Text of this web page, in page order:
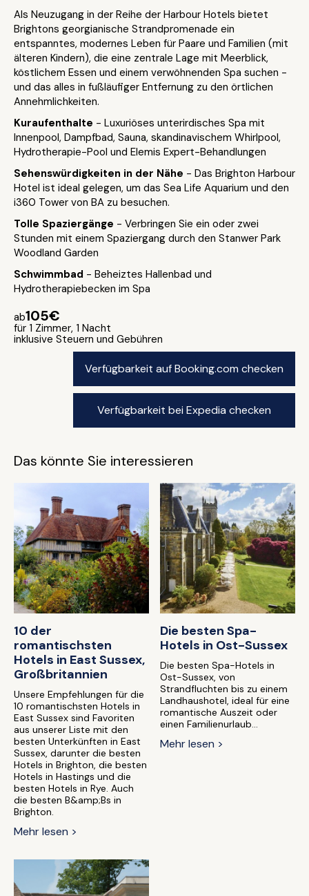
Als Neuzugang in der Reihe der Harbour Hotels bietet
Brightons georgianische Strandpromenade ein
entspanntes, modernes Leben für Paare und Familien (mit
älteren Kindern), die eine zentrale Lage mit Meerblick,
köstlichem Essen und einem verwöhnenden Spa suchen -
und das alles in fußläufiger Entfernung zu den örtlichen
Annehmlichkeiten.
Kuraufenthalte - Luxuriöses unterirdisches Spa mit
Innenpool, Dampfbad, Sauna, skandinavischem Whirlpool,
Hydrotherapie-Pool und Elemis Expert-Behandlungen
Sehenswürdigkeiten in der Nähe - Das Brighton Harbour
Hotel ist ideal gelegen, um das Sea Life Aquarium und den
i360 Tower von BA zu besuchen.
Tolle Spaziergänge - Verbringen Sie ein oder zwei
Stunden mit einem Spaziergang durch den Stanwer Park
Woodland Garden
Schwimmbad - Beheiztes Hallenbad und
Hydrotherapiebecken im Spa
ab105€
für 1 Zimmer, 1 Nacht
inklusive Steuern und Gebühren
Verfügbarkeit auf Booking.com checken
Verfügbarkeit bei Expedia checken
Das könnte Sie interessieren
10 der
romantischsten
Hotels in East Sussex,
Großbritannien
Unsere Empfehlungen für die
10 romantischsten Hotels in
East Sussex sind Favoriten
aus unserer Liste mit den
besten Unterkünften in East
Sussex, darunter die besten
Hotels in Brighton, die besten
Hotels in Hastings und die
besten Hotels in Rye. Auch
die besten B&amp;Bs in
Brighton.
Mehr lesen >
Die besten Spa-
Hotels in Ost-Sussex
Die besten Spa-Hotels in
Ost-Sussex, von
Strandfluchten bis zu einem
Landhaushotel, ideal für eine
romantische Auszeit oder
einen Familienurlaub...
Mehr lesen >